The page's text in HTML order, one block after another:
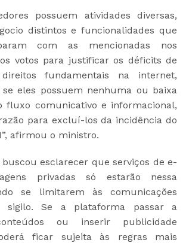
possuem atividades diversas,
distintos e funcionalidades que
com as mencionadas nos
votos para justificar os déficits de
fundamentais na internet,
eles possuem nenhuma ou baixa
fluxo comunicativo e informacional,
para excluí-los da incidência do
afirmou o ministro.
esclarecer que serviços de e-
privadas só estarão nessa
se limitarem às comunicações
sigilo. Se a plataforma passar a
ou inserir publicidade
ficar sujeita às regras mais